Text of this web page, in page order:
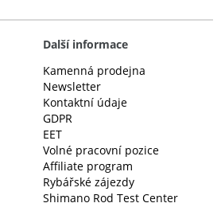
Další informace
Kamenná prodejna
Newsletter
Kontaktní údaje
GDPR
EET
Volné pracovní pozice
Affiliate program
Rybářské zájezdy
Shimano Rod Test Center